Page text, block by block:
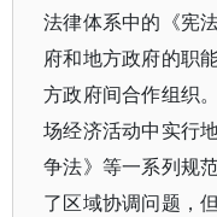
法律体系中的《宪
府和地方政府的职
方政府间合作组织
场经济活动中实行
争法》等一系列规
了区域协调问题，